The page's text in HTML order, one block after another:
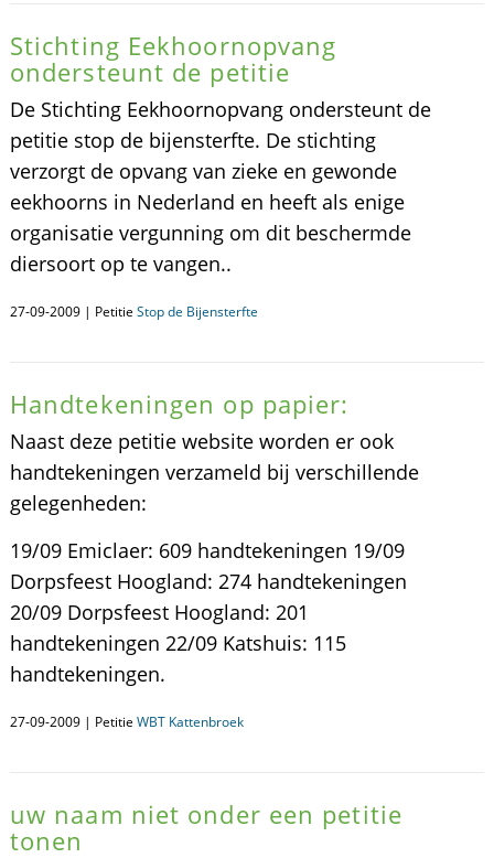
Stichting Eekhoornopvang
ondersteunt de petitie
De Stichting Eekhoornopvang ondersteunt de
petitie stop de bijensterfte. De stichting
verzorgt de opvang van zieke en gewonde
eekhoorns in Nederland en heeft als enige
organisatie vergunning om dit beschermde
diersoort op te vangen..
27-09-2009 | Petitie Stop de Bijensterfte
Handtekeningen op papier:
Naast deze petitie website worden er ook
handtekeningen verzameld bij verschillende
gelegenheden:
19/09 Emiclaer: 609 handtekeningen 19/09
Dorpsfeest Hoogland: 274 handtekeningen
20/09 Dorpsfeest Hoogland: 201
handtekeningen 22/09 Katshuis: 115
handtekeningen.
27-09-2009 | Petitie WBT Kattenbroek
uw naam niet onder een petitie
tonen